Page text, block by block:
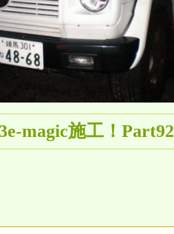
magic施工！Part92